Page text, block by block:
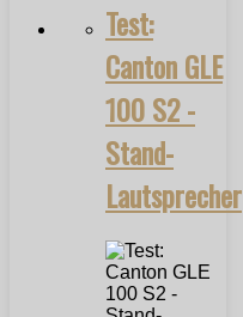
Test:
Canton GLE
100 S2 -
Stand-
Lautsprecher